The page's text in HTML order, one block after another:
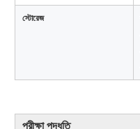
স্টোরেজ
পরীক্ষা পদ্ধতি